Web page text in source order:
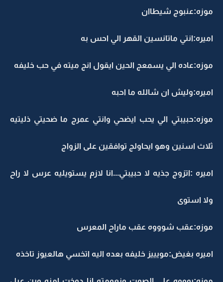
موزه:عنبوج شيطاان
اميره:انتي ماتانسين القهر الي احس به
موزه:عاده الي يسمعج الحين ايقول انج ميته في حب خليفه
اميره:وليش ان شالله ما احبه
موزه:حبيبتي الي يحب ايضحي وانتي عمرج ما ضحيتي ذليتيه
ثلاث اسنين وهو ايحاولج توافقين على الزواج
اميره :اتزوج جذيه لا حبيبتي...انا لازم يستويليه عرس لا راح
ولا استوى
موزه:عقب شوووه عقب ماراح المعرس
اميره بغيض:مويييز خليفه بعده اليه اتخسي هالعيوز تاخذه